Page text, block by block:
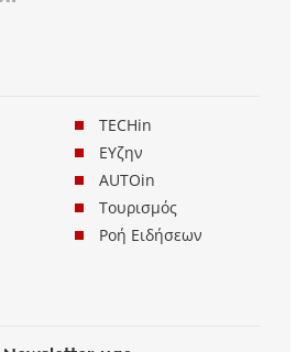
TECHin
ΕΥζην
AUTOin
Τουρισμός